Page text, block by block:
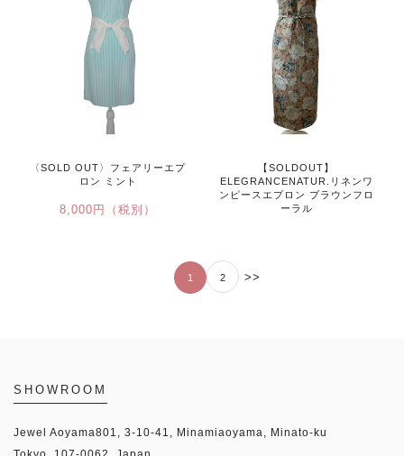
〈SOLD OUT〉フェアリーエプ
ロン ミント
8,000円（税別）
【SOLDOUT】
ELEGRANCENATUR.リネンワ
ンピースエプロン ブラウンフロ
ーラル
1 2 >>
SHOWROOM
Jewel Aoyama801, 3-10-41, Minamiaoyama, Minato-ku